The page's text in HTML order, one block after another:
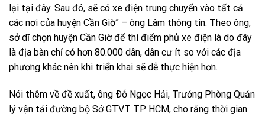
lại tại đây. Sau đó, sẽ có xe điện trung chuyển vào tất cả
các nơi của huyện Cần Giờ” – ông Lâm thông tin. Theo ông,
sở dĩ chọn huyện Cần Giờ để thí điểm phủ xe điện là do đây
là địa bàn chỉ có hơn 80.000 dân, dân cư ít so với các địa
phương khác nên khi triển khai sẽ dễ thực hiện hơn.
Nói thêm về đề xuất, ông Ðỗ Ngọc Hải, Trưởng Phòng Quản
lý vận tải đường bộ Sở GTVT TP HCM, cho rằng thời gian